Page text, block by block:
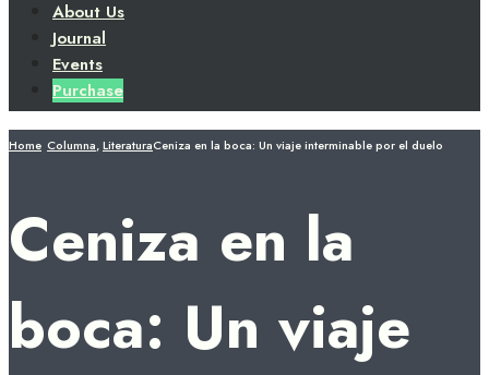
About Us
Journal
Events
Purchase
Home Columna,LiteraturaCeniza en la boca: Un viaje interminable por el duelo
Ceniza en la
boca: Un viaje